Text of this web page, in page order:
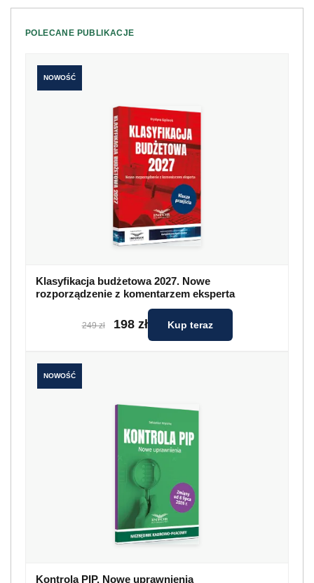
POLECANE PUBLIKACJE
NOWOŚĆ
Klasyfikacja budżetowa 2027. Nowe
rozporządzenie z komentarzem eksperta
249 zł 198 zł Kup teraz
NOWOŚĆ
Kontrola PIP. Nowe uprawnienia